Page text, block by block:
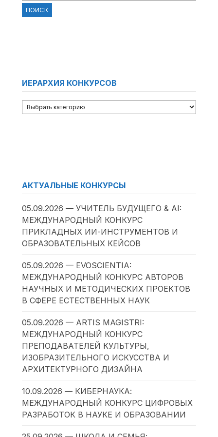
ИЕРАРХИЯ КОНКУРСОВ
АКТУАЛЬНЫЕ КОНКУРСЫ
05.09.2026 — УЧИТЕЛЬ БУДУЩЕГО & AI:
МЕЖДУНАРОДНЫЙ КОНКУРС
ПРИКЛАДНЫХ ИИ-ИНСТРУМЕНТОВ И
ОБРАЗОВАТЕЛЬНЫХ КЕЙСОВ
05.09.2026 — EVOSCIENTIA:
МЕЖДУНАРОДНЫЙ КОНКУРС АВТОРОВ
НАУЧНЫХ И МЕТОДИЧЕСКИХ ПРОЕКТОВ
В СФЕРЕ ЕСТЕСТВЕННЫХ НАУК
05.09.2026 — ARTIS MAGISTRI:
МЕЖДУНАРОДНЫЙ КОНКУРС
ПРЕПОДАВАТЕЛЕЙ КУЛЬТУРЫ,
ИЗОБРАЗИТЕЛЬНОГО ИСКУССТВА И
АРХИТЕКТУРНОГО ДИЗАЙНА
10.09.2026 — КИБЕРНАУКА:
МЕЖДУНАРОДНЫЙ КОНКУРС ЦИФРОВЫХ
РАЗРАБОТОК В НАУКЕ И ОБРАЗОВАНИИ